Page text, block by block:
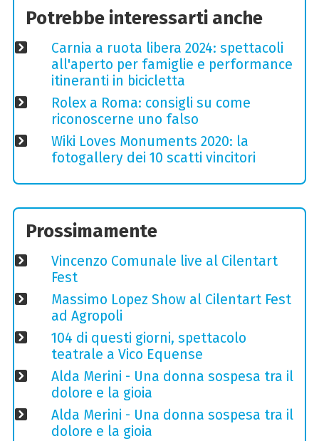
Potrebbe interessarti anche
Carnia a ruota libera 2024: spettacoli
all'aperto per famiglie e performance
itineranti in bicicletta
Rolex a Roma: consigli su come
riconoscerne uno falso
Wiki Loves Monuments 2020: la
fotogallery dei 10 scatti vincitori
Prossimamente
Vincenzo Comunale live al Cilentart
Fest
Massimo Lopez Show al Cilentart Fest
ad Agropoli
104 di questi giorni, spettacolo
teatrale a Vico Equense
Alda Merini - Una donna sospesa tra il
dolore e la gioia
Alda Merini - Una donna sospesa tra il
dolore e la gioia